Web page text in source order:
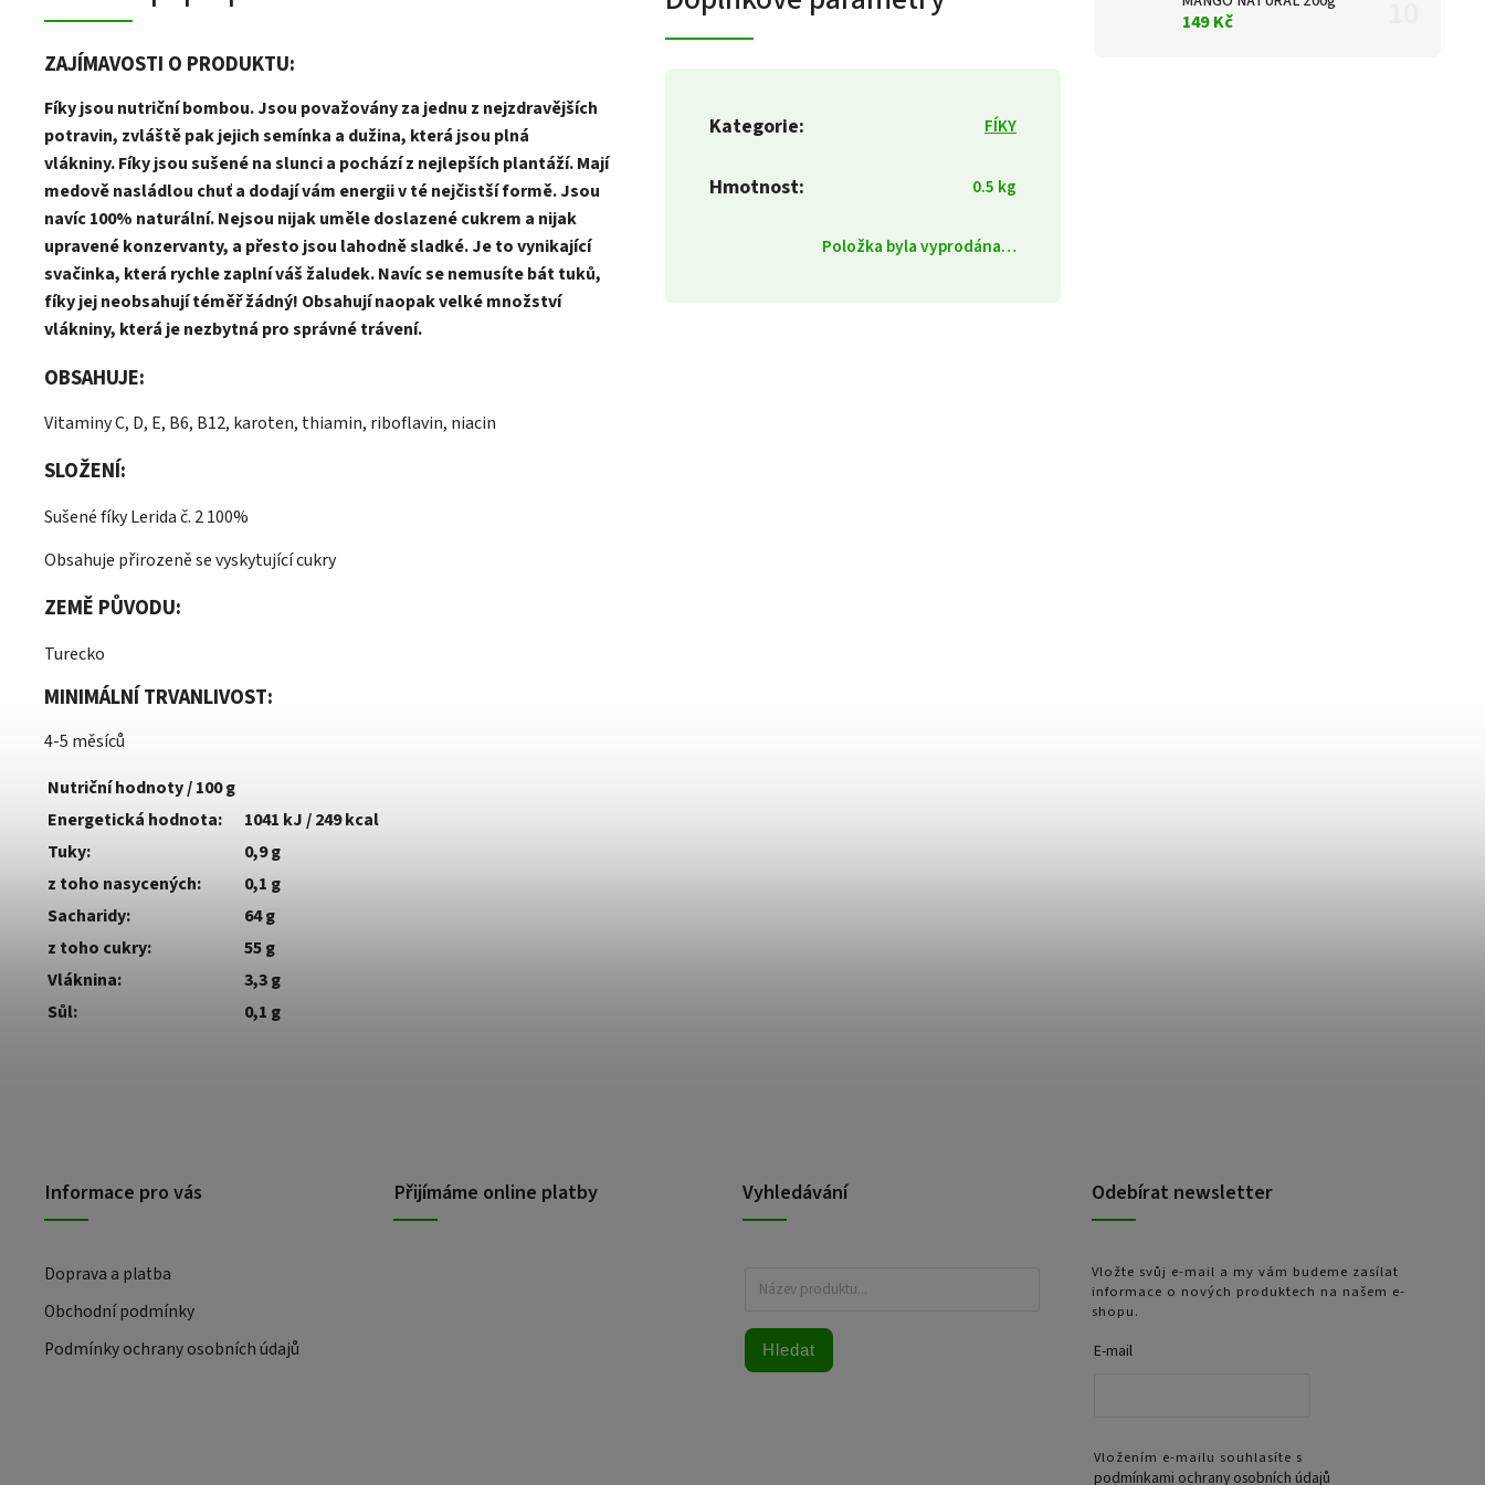
149 Kč
ZAJÍMAVOSTI O PRODUKTU:
Fíky jsou nutriční bombou. Jsou považovány za jednu z nejzdravějších
potravin, zvláště pak jejich semínka a dužina, která jsou plná
vlákniny. Fíky jsou sušené na slunci a pochází z nejlepších plantáží. Mají
medově nasládlou chuť a dodají vám energii v té nejčistší formě.Jsou
navíc 100% naturální. Nejsou nijak uměle doslazené cukrem a nijak
upravené konzervanty, a přesto jsou lahodně sladké. Je to vynikající
svačinka, která rychle zaplní váš žaludek.Navíc se nemusíte bát tuků,
fíky jej neobsahují téměř žádný! Obsahují naopak velké množství
vlákniny, která je nezbytná pro správné trávení.
OBSAHUJE:
Vitaminy C, D, E, B6, B12, karoten, thiamin, riboflavin, niacin
SLOŽENÍ:
Sušené fíky Lerida č. 2 100%
Obsahuje přirozeně se vyskytující cukry
ZEMĚ PŮVODU:
Turecko
MINIMÁLNÍ TRVANLIVOST:
4-5 měsíců
Nutriční hodnoty / 100 g
Energetická hodnota:
1041 kJ / 249 kcal
Tuky:
0,9 g
z toho nasycených:
0,1 g
Sacharidy:
64 g
z toho cukry:
55 g
Vláknina:
3,3 g
Sůl:
0,1 g
Kategorie: FÍKY
Hmotnost: 0.5 kg
Položka byla vyprodána…
Informace pro vás
Doprava a platba
Obchodní podmínky
Podmínky ochrany osobních údajů
Přijímáme online platby Vyhledávání
Hledat
Odebírat newsletter
Vložte svůj e-mail a my vám budeme zasílat
informace o nových produktech na našem e-
shopu.
E-mail
Vložením e-mailu souhlasíte s
podmínkami ochrany osobních údajů